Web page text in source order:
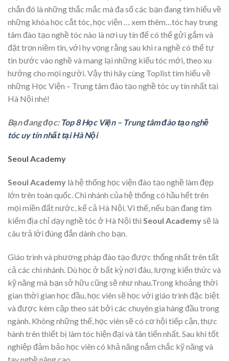
chắn đó là những thắc mắc mà đa số các bạn đang tìm hiểu về
những khóa học cắt tóc, học viện … xem thêm…tóc hay trung
tâm đào tạo nghề tóc nào là nơi uy tín để có thể gửi gắm và
đặt trọn niềm tin, với hy vọng rằng sau khi ra nghề có thể tự
tin bước vào nghề và mang lại những kiểu tóc mới, theo xu
hướng cho mọi người. Vậy thì hãy cùng Toplist tìm hiểu về
những Học Viện – Trung tâm đào tạo nghề tóc uy tín nhất tại
Hà Nội nhé!
Bạn đang đọc: Top 8 Học Viện – Trung tâm đào tạo nghề
tóc uy tín nhất tại Hà Nội
Seoul Academy
Seoul Academy là hệ thống học viện đào tạo nghề làm đẹp
lớn trên toàn quốc. Chi nhánh của hệ thống có hầu hết trên
mọi miền đất nước, kể cả Hà Nội. Vì thế, nếu bạn đang tìm
kiếm địa chỉ dạy nghề tóc ở Hà Nội thì Seoul Academysẽ là
câu trả lời đúng đắn dành cho bạn.
Giáo trình và phương pháp đào tạo được thống nhất trên tất
cả các chi nhánh. Dù học ở bất kỳ nơi đâu, lượng kiến thức và
kỹ năng mà bạn sở hữu cũng sẽ như nhau. Trong khoảng thời
gian thời gian học đầu, học viên sẽ học với giáo trình đặc biệt
và được kèm cặp theo sát bởi các chuyên gia hàng đầu trong
ngành. Không những thế, học viên sẽ có cơ hội tiếp cận, thực
hành trên thiết bị làm tóc hiện đại và tân tiến nhất. Sau khi tốt
nghiệp đảm bảo học viên có khả năng nắm chắc kỹ năng và
tay nghề nâng cao.